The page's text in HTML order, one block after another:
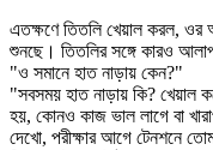
এতক্ষণে তিতলি খেয়াল করল,
শুনছে। তিতলির সঙ্গে কারও
"ও সমানে হাত নাড়ায় কেন?"
"সবসময় হাত নাড়ায় কি? খেয়াল
হয়, কোনও কাজ ভাল লাগে বা
দেখো, পরীক্ষার আগে টেনশনে